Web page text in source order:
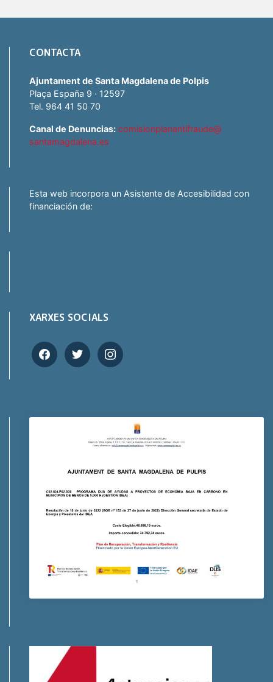
CONTACTA
Ajuntament de Santa Magdalena de Polpis
Plaça España 9 · 12597
Tel. 964 41 50 70
Canal de Denuncias: comisionplanantifraude@
santamagdalena.es
Esta web incorpora un Asistente de Accesibilidad con
financiación de:
XARXES SOCIALS
facebooktwitter instagram